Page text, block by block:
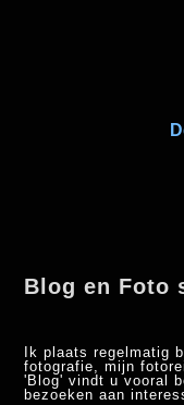
Blog en Foto
Ik plaats regelmatig
fotografie, mijn
'Blog' vindt u vooral
bezoeken aan